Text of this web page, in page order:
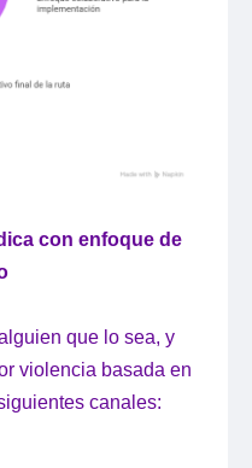
con enfoque de
que lo sea, y
violencia basada en
canales: